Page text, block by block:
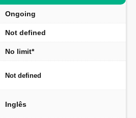
Ongoing
Not defined
No limit*
Not defined
Inglês